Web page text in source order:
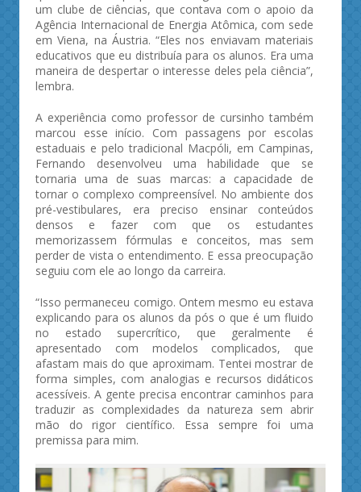
um clube de ciências, que contava com o apoio da
Agência Internacional de Energia Atômica, com sede
em Viena, na Áustria. “Eles nos enviavam materiais
educativos que eu distribuía para os alunos. Era uma
maneira de despertar o interesse deles pela ciência”,
lembra.
A experiência como professor de cursinho também
marcou esse início. Com passagens por escolas
estaduais e pelo tradicional Macpóli, em Campinas,
Fernando desenvolveu uma habilidade que se
tornaria uma de suas marcas: a capacidade de
tornar o complexo compreensível. No ambiente dos
pré-vestibulares, era preciso ensinar conteúdos
densos e fazer com que os estudantes
memorizassem fórmulas e conceitos, mas sem
perder de vista o entendimento. E essa preocupação
seguiu com ele ao longo da carreira.
“Isso permaneceu comigo. Ontem mesmo eu estava
explicando para os alunos da pós o que é um fluido
no estado supercrítico, que geralmente é
apresentado com modelos complicados, que
afastam mais do que aproximam. Tentei mostrar de
forma simples, com analogias e recursos didáticos
acessíveis. A gente precisa encontrar caminhos para
traduzir as complexidades da natureza sem abrir
mão do rigor científico. Essa sempre foi uma
premissa para mim.